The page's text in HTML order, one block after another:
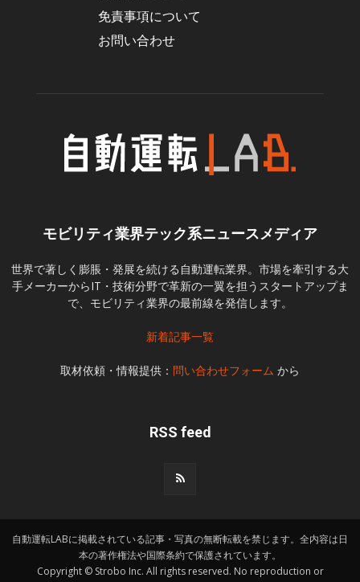
免責事項について
お問い合わせ
モビリティ業界テック系ニュースメディア
世界で著しく膨脹・発展を続ける自動運転業界。市場を牽引する大
手メーカーからIT・技術分野で革新の一翼を担うスタートアップま
で、モビリティ業界の最前線を発信します。
新着記事一覧
取材依頼・情報提供： 問い合わせフォーム から
RSS feed
自動運転LABに掲載されている記事・写真の無断転載を禁じます。全内容は日
本の著作権法や国際条約で保護されています。
Copyright © Strobo Inc. All rights reserved. No reproduction or